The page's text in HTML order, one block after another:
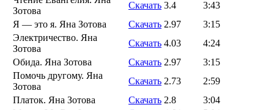
Зотова
Скачать 3.4
3:43
Я — это я. Яна Зотова
Скачать 2.97
3:15
Электричество. Яна
Зотова
Скачать 4.03
4:24
Обида. Яна Зотова
Скачать 2.97
3:15
Помочь другому. Яна
Зотова
Скачать 2.73
2:59
Платок. Яна Зотова
Скачать 2.8
3:04